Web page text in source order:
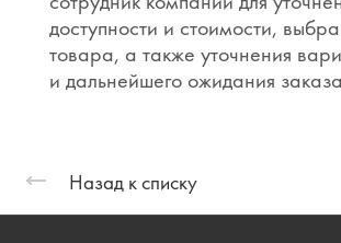
доступности и стоимости,
товара, а также уточнения
и дальнейшего ожидания
Назад к списку